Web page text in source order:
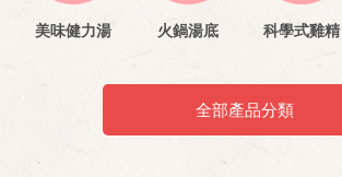
美味健力湯 火鍋湯底 科學式雞精
全部產品分類